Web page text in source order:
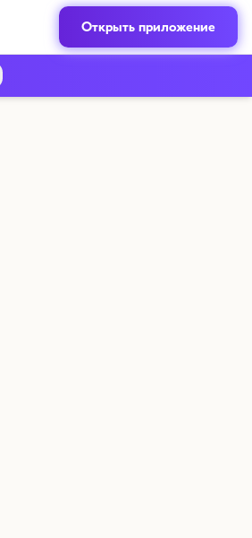
Открыть приложение